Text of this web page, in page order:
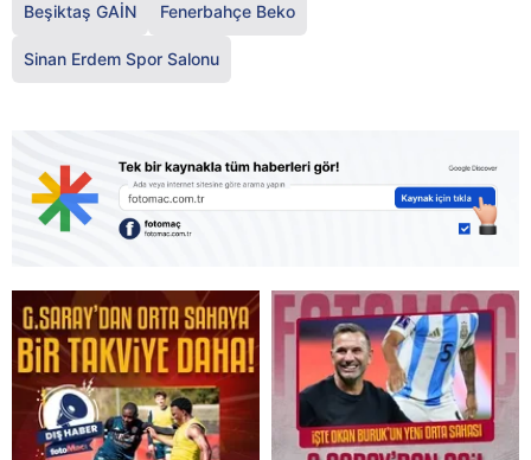
Beşiktaş GAİN Fenerbahçe Beko
Sinan Erdem Spor Salonu